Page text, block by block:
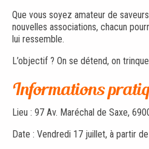
Que vous soyez amateur de
nouvelles associations, chacun
lui ressemble.
L’objectif ? On se détend, on
Informations
Lieu : 97 Av. Maréchal de Saxe,
Date : Vendredi 17 juillet, à partir